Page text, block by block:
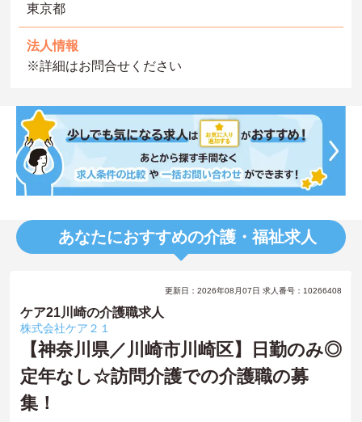
東京都
法人情報
※詳細はお問合せください
あなたにおすすめの介護・福祉求人
更新日：2026年08月07日 求人番号：10266408
ケア21川崎の介護職求人
株式会社ケア２１
【神奈川県／川崎市川崎区】日勤のみ◎
定年なし☆訪問介護での介護職の募
集！